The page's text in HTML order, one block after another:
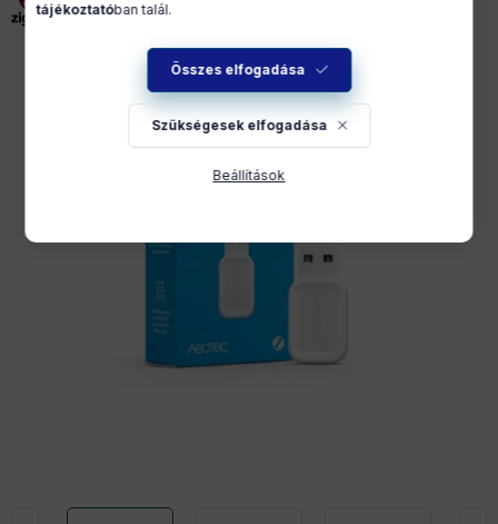
tájékoztatóban talál.
Összes elfogadása
Szükségesek elfogadása
Beállítások